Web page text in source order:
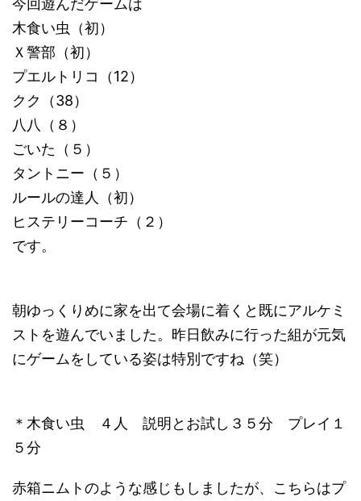
今回遊んだゲームは
木食い虫（初）
Ｘ警部（初）
プエルトリコ（12）
クク（38）
八八（８）
ごいた（５）
タントニー（５）
ルールの達人（初）
ヒステリーコーチ（２）
です。
朝ゆっくりめに家を出て会場に着くと既にアルケミ
ストを遊んでいました。昨日飲みに行った組が元気
にゲームをしている姿は特別ですね（笑）
＊木食い虫 ４人 説明とお試し３５分 プレイ１
５分
赤箱ニムトのような感じもしましたが、こちらはプ